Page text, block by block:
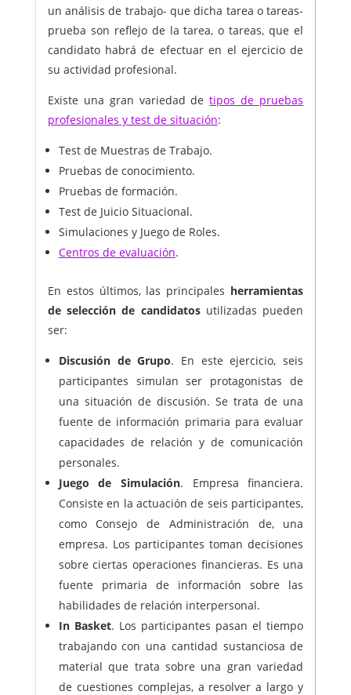
un análisis de trabajo- que dicha tarea o tareas-
prueba son reflejo de la tarea, o tareas, que el
candidato habrá de efectuar en el ejercicio de
su actividad profesional.
Existe una gran variedad detipos de pruebas
profesionales y test de situación:
Test de Muestras de Trabajo.
Pruebas de conocimiento.
Pruebas de formación.
Test de Juicio Situacional.
Simulaciones y Juego de Roles.
Centros de evaluación.
En estos últimos, las principales herramientas
de selección de candidatos utilizadas pueden
ser:
Discusión de Grupo. En este ejercicio, seis
participantes simulan ser protagonistas de
una situación de discusión. Se trata de una
fuente de información primaria para evaluar
capacidades de relación y de comunicación
personales.
Juego de Simulación. Empresa financiera.
Consiste en la actuación de seis participantes,
como Consejo de Administración de, una
empresa. Los participantes toman decisiones
sobre ciertas operaciones financieras. Es una
fuente primaria de información sobre las
habilidades de relación interpersonal.
In Basket. Los participantes pasan el tiempo
trabajando con una cantidad sustanciosa de
material que trata sobre una gran variedad
de cuestiones complejas, a resolver a largo y